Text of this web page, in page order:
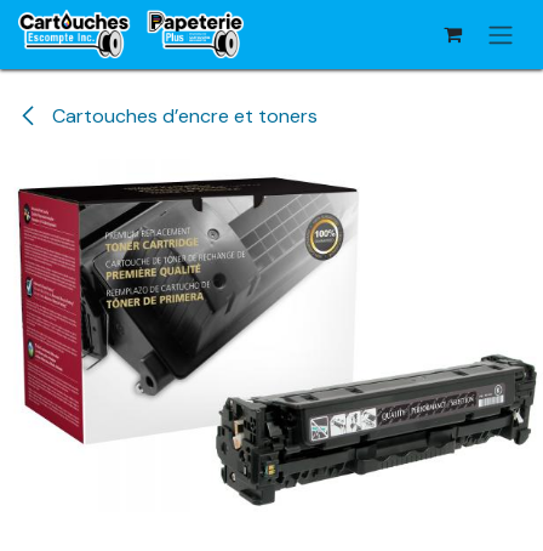
Se rendre au contenu
Cartouches d’encre et toners